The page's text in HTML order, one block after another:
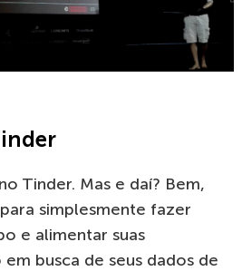
Tinder. Mas e daí? Bem,
simplesmente fazer
e alimentar suas
em busca de seus dados de